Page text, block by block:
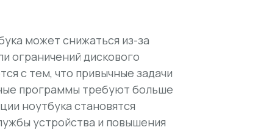
может снижаться из-за
ограничений дискового
с тем, что привычные задачи
программы требуют больше
ноутбука становятся
устройства и повышения